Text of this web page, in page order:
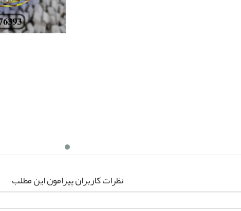
نظرات کاربران پیرامون این مطلب